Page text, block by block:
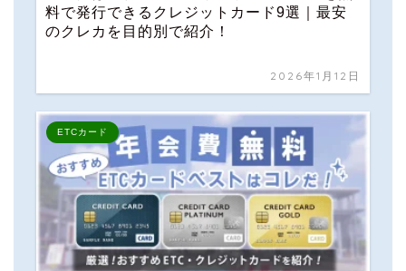
料で発行できるクレジットカード9選｜最安
のクレカを目的別で紹介！
2026年1月12日
ETCカード